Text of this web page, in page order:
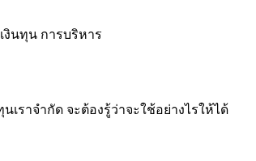
งินทุน การบริหาร
ราจำกัด จะต้องรู้ว่าจะใช้อย่างไรให้ได้